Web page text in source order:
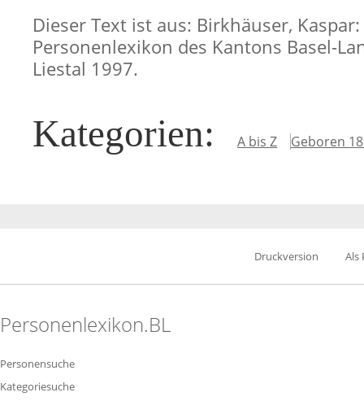
Dieser Text ist aus: Birkhäuser, Kaspar:
Personenlexikon des Kantons Basel-
Liestal 1997.
Kategorien: A bis Z Geboren
Druckversion Als
Personenlexikon.BL
Personensuche
Kategoriesuche